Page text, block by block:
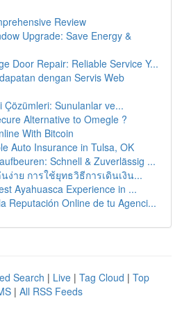
Review
Upgrade: Save Energy &
Door Repair: Reliable Service Y...
dengan Servis Web
Çözümleri: Sunulanlar ve...
Alternative to Omegle ?
With Bitcoin
Auto Insurance in Tulsa, OK
Schnell & Zuverlässig ...
ง่าย การใช้ยุทธวิธีการเดินเงิน...
Ayahuasca Experience in ...
Reputación Online de tu Agenci...
Search | Live | Tag Cloud | Top
| All RSS Feeds